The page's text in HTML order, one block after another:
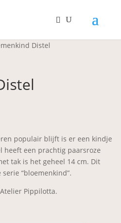
Distel
populair blijft is er een kindje
heeft een prachtig paarsroze
tak is het geheel 14 cm. Dit
“bloemenkind”.
Pippilotta.